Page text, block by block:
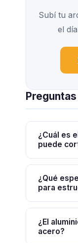
Subí tu
el
¿Cuál es
puede
¿Qué
para
¿El
acero?